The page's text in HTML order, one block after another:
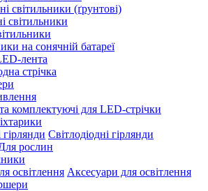
світильники (ґрунтові)
світильники
на сонячній батареї
лента
стрічка
комплектуючі для LED-стрічки
Світлодіодні гірлянди
рослин
Аксесуари для освітлення